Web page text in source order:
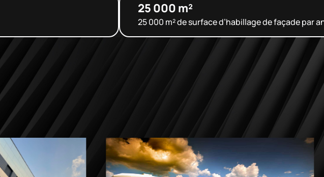
25 000 m²
25 000 m² de surface d’habillage de façade par